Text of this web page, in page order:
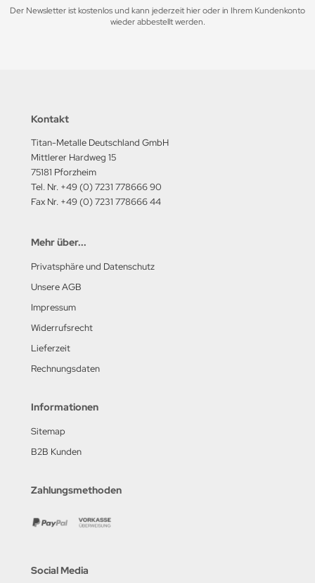
Der Newsletter ist kostenlos und kann jederzeit hier oder in Ihrem Kundenkonto
wieder abbestellt werden.
Kontakt
Titan-Metalle Deutschland GmbH
Mittlerer Hardweg 15
75181 Pforzheim
Tel. Nr. +49 (0) 7231 778666 90
Fax Nr. +49 (0) 7231 778666 44
Mehr über...
Privatsphäre und Datenschutz
Unsere AGB
Impressum
Widerrufsrecht
Lieferzeit
Rechnungsdaten
Informationen
Sitemap
B2B Kunden
Zahlungsmethoden
Social Media